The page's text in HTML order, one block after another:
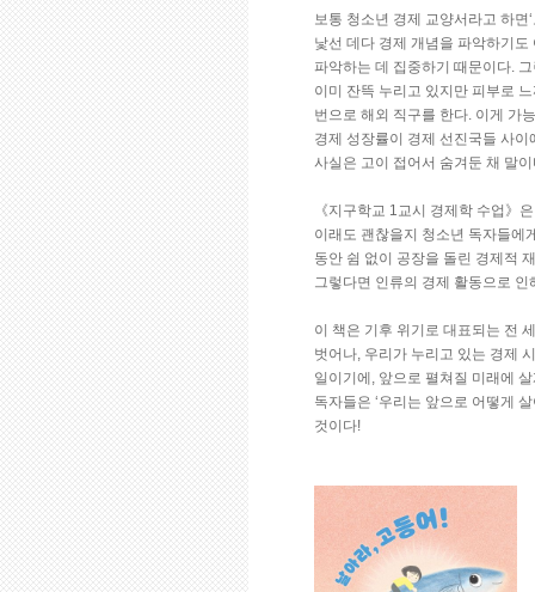
보통 청소년 경제 교양서라고 하면
낯선 데다 경제 개념을 파악하기
파악하는 데 집중하기 때문이다.
이미 잔뜩 누리고 있지만 피부로
번으로 해외 직구를 한다. 이게 가
경제 성장률이 경제 선진국들 사이
사실은 고이 접어서 숨겨둔 채 말
《지구학교 1교시 경제학 수업》
이래도 괜찮을지 청소년 독자들에
동안 쉼 없이 공장을 돌린 경제적
그렇다면 인류의 경제 활동으로
이 책은 기후 위기로 대표되는 전
벗어나, 우리가 누리고 있는 경제
일이기에, 앞으로 펼쳐질 미래에
독자들은 ‘우리는 앞으로 어떻게
것이다!